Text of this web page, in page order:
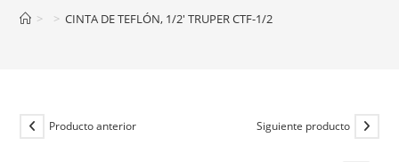
> > CINTA DE TEFLÓN, 1/2′ TRUPER CTF-1/2
Producto anterior Siguiente producto